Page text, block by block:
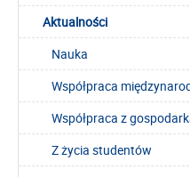
Aktualności
Nauka
Współpraca
Współpraca z
Z życia studentów